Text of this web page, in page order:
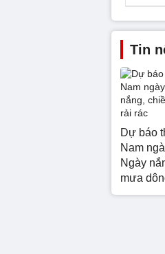
Tin
Dự báo
Nam
Ngày
mưa